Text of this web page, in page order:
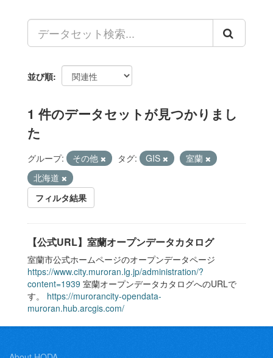
並び順
1 件のデータセットが見つかりまし
た
グループ: その他 タグ: GIS
室蘭
北海道
フィルタ結果
【公式URL】室蘭オープンデータカタログ
室蘭市公式ホームページのオープンデータページ
https://www.city.muroran.lg.jp/administration/?
content=1939 室蘭オープンデータカタログへのURLで
す。 https://murorancity-opendata-
muroran.hub.arcgis.com/